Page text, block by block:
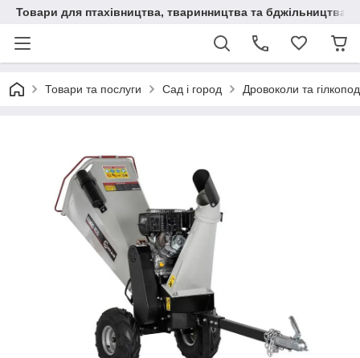
Товари для птахівництва, тваринництва та бджільництва
Товари та послуги Сад і город Дровоколи та